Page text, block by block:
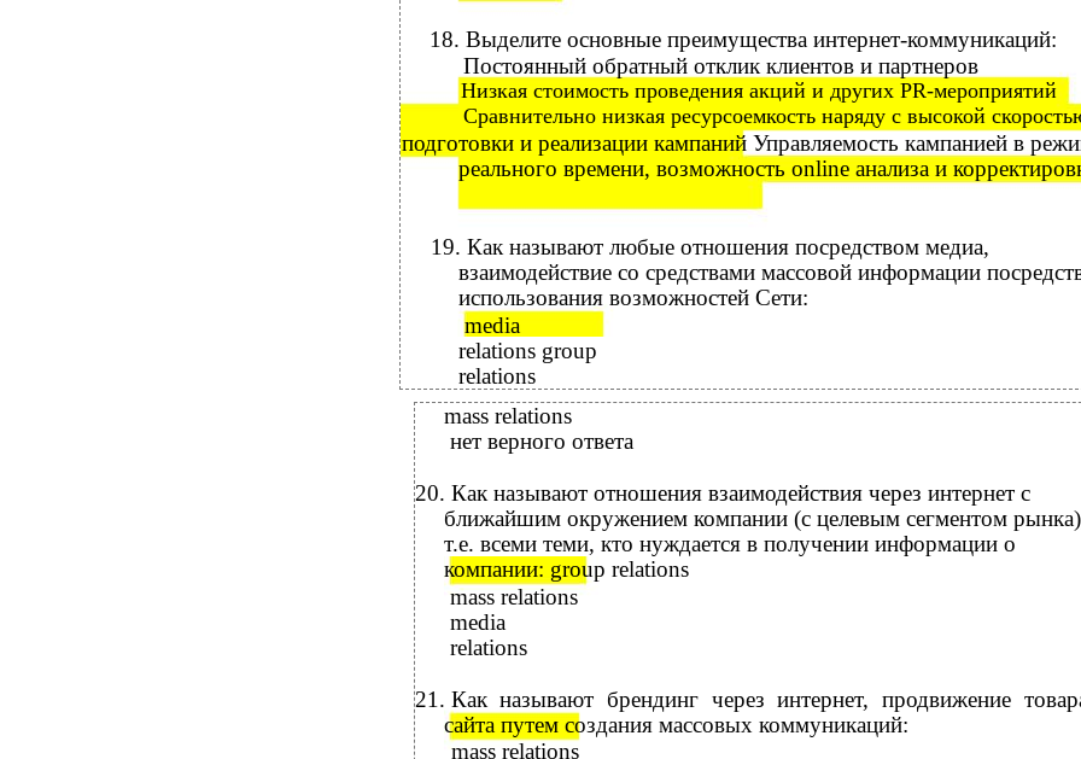
18. Выделите основные преимущества интернет-коммуникаций:
Постоянный обратный отклик клиентов и партнеров
Низкая стоимость проведения акций и других PR-мероприятий
Сравнительно низкая ресурсоемкость наряду с высокой
подготовки и реализации кампаний Управляемость кампанией в
реального времени, возможность online анализа и
19. Как называют любые отношения посредством медиа,
взаимодействие со средствами массовой информации
использования возможностей Сети:
media
relations group
relations
mass relations
нет верного ответа
20. Как называют отношения взаимодействия через интернет с
ближайшим окружением компании (с целевым сегментом
т.е. всеми теми, кто нуждается в получении информации о
компании: group relations
mass relations
media
relations
21. Как называют брендинг через интернет, продвижение
сайта путем создания массовых коммуникаций:
mass relations